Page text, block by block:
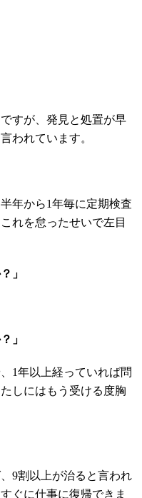
すが、発見と処置が早
われています。
年から1年毎に定期検査
れを怠ったせいで左目
」
」
1年以上経っていれば問
しにはもう受ける度胸
9割以上が治ると言われ
ぐに仕事に復帰できま